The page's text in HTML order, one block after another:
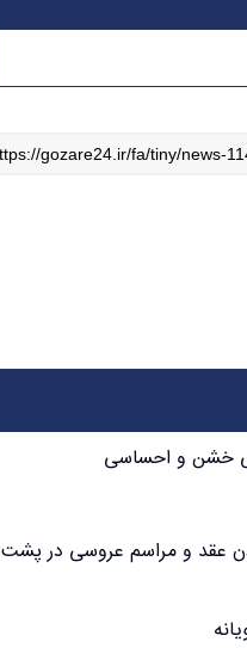
عقد و مراسم عروسی در پشت